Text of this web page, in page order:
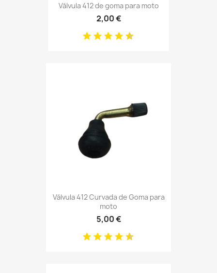
Válvula 412 de goma para moto
2,00 €
Válvula 412 Curvada de Goma para
moto
5,00 €